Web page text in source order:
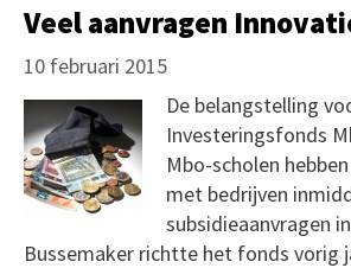
Veel aanvragen
10 februari 2015
De belangstelling
Investeringsfonds
Mbo-scholen
met bedrijven
subsidieaanvragen
Bussemaker richtte het fonds vorig